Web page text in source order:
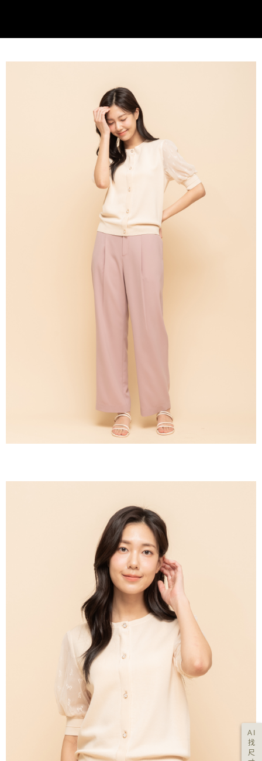
AI
找
尺